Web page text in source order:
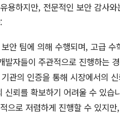
용하지만, 전문적인 보안 감사
안 팀에 의해 수행되며, 고급 수
자들이 주관적으로 진행하는
관의 인증을 통해 시장에서의
신뢰를 확보하기 어려울 수 있습
으로 저렴하게 진행할 수 있지